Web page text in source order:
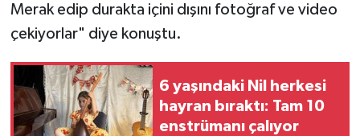
Merak edip durakta içini dışını fotoğraf ve video
çekiyorlar" diye konuştu.
6 yaşındaki Nil herkesi
hayran bıraktı: Tam 10
enstrümanı çalıyor